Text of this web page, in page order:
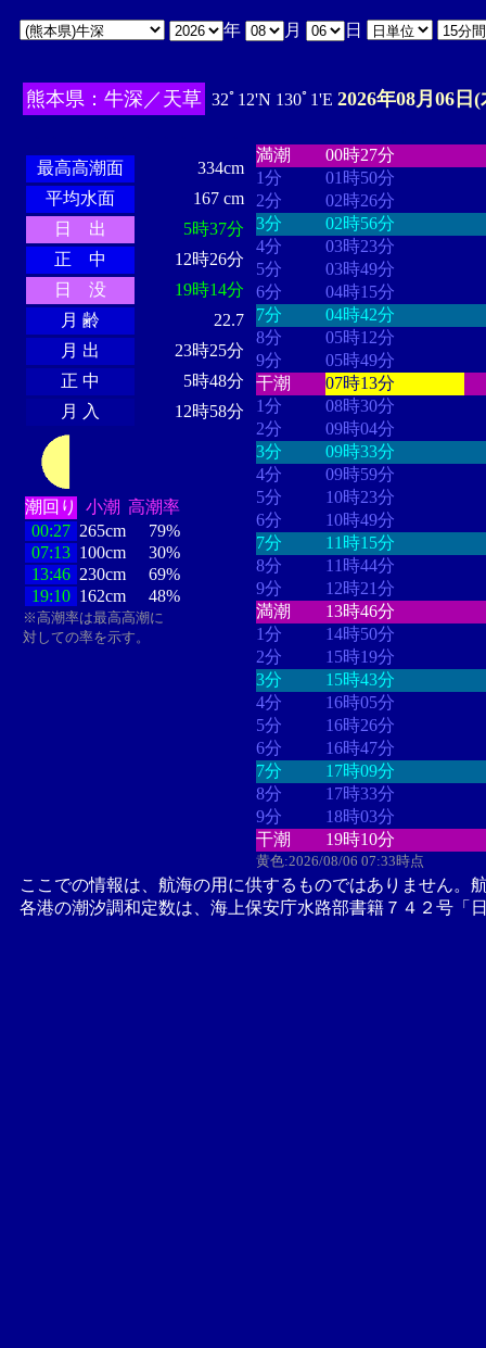
年 月 日
熊本県：牛深／天草 32ﾟ12'N 130ﾟ1'E 2026年08月06日(
最高高潮面
334cm
平均水面
167 cm
日 出
5時37分
正 中
12時26分
日 没
19時14分
月 齢
22.7
月 出
23時25分
正 中
5時48分
月 入
12時58分
潮回り 小潮 高潮率
00:27 265cm
79%
07:13 100cm
30%
13:46 230cm
69%
19:10 162cm 48%
※高潮率は最高高潮に
対しての率を示す。
満潮
00時27分
1分
01時50分
2分
02時26分
3分
02時56分
4分
03時23分
5分
03時49分
6分
04時15分
7分
04時42分
8分
05時12分
9分
05時49分
干潮
07時13分
1分
08時30分
2分
09時04分
3分
09時33分
4分
09時59分
5分
10時23分
6分
10時49分
7分
11時15分
8分
11時44分
9分
12時21分
満潮
13時46分
1分
14時50分
2分
15時19分
3分
15時43分
4分
16時05分
5分
16時26分
6分
16時47分
7分
17時09分
8分
17時33分
9分
18時03分
干潮
19時10分
黄色:2026/08/06 07:33時点
ここでの情報は、航海の用に供するものではありません。
各港の潮汐調和定数は、海上保安庁水路部書籍７４２号「